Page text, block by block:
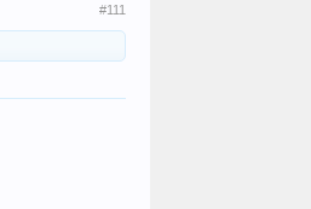
#111